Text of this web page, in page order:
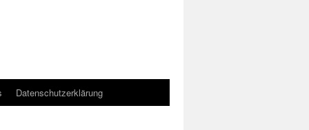
Datenschutzerklärung